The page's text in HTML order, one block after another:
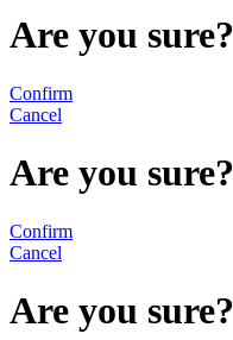
Are you sure?
Confirm
Cancel
Are you sure?
Confirm
Cancel
Are you sure?